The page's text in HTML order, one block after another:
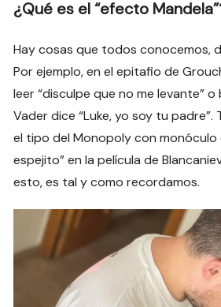
¿Qué es el “efecto
Hay cosas que todos conocemos,
Por ejemplo, en el epitafio de
leer “disculpe que no me levante”
Vader dice “Luke, yo soy tu
el tipo del Monopoly con monóculo
espejito” en la película de
esto, es tal y como recordamos.